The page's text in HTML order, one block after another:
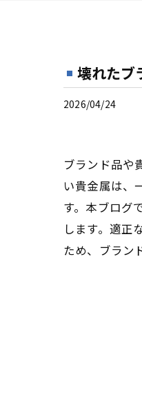
壊れたブ
2026/04/24
ブランド品や
い貴金属は、
す。本ブログ
します。適正
ため、ブラン